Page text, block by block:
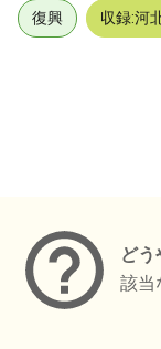
復興 収録:河
どう
該当